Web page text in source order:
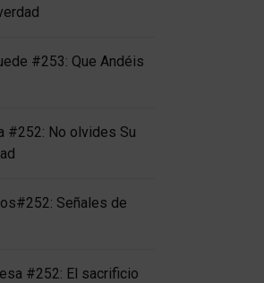
#253: Que Andéis
#252: No olvides Su
Señales de
#252: El sacrificio